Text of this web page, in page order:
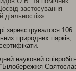
застосування
зареєструвалося 106
природних парків,
науковий